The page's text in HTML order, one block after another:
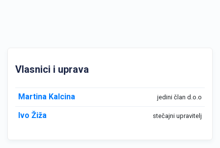
Vlasnici i uprava
Martina Kalcina jedini član d.o.o
Ivo Žiža stečajni upravitelj